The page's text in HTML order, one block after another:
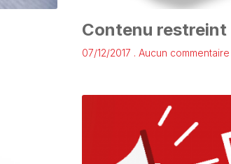
Contenu restreint
07/12/2017 Aucun commentaire